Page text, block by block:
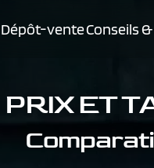
Dépôt-venteConseils
PRIX ET